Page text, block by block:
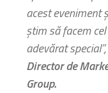
acest eveniment
știm să facem
adevărat
Director de
Group.